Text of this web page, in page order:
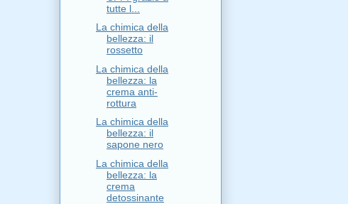
tutte l...
La chimica della
bellezza: il
rossetto
La chimica della
bellezza: la
crema anti-
rottura
La chimica della
bellezza: il
sapone nero
La chimica della
bellezza: la
crema
detossinante